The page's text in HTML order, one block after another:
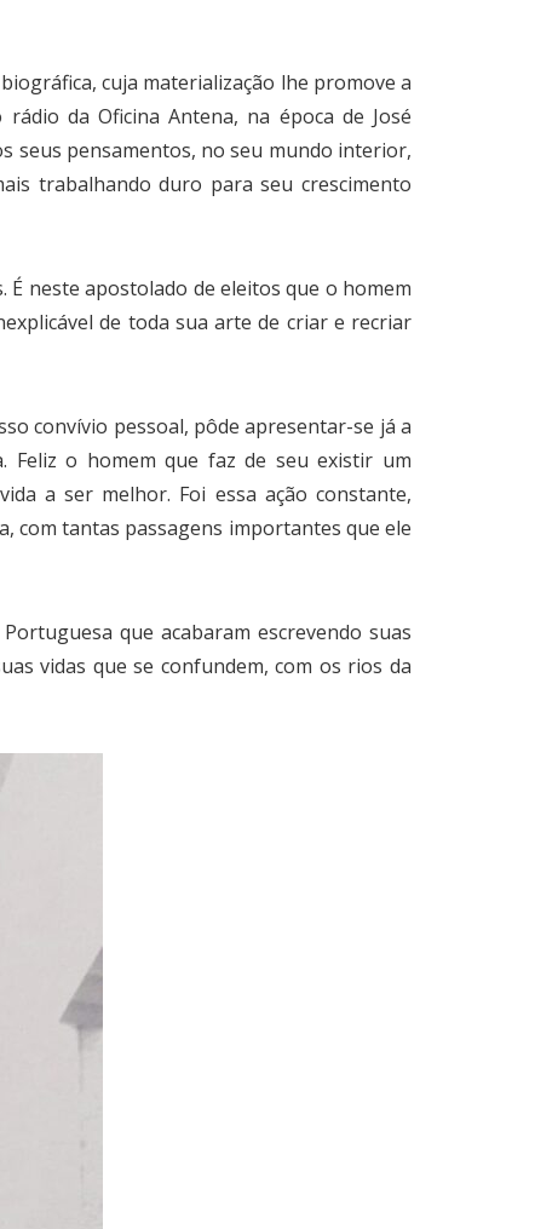
cuja materialização lhe promove a
da Oficina Antena, na época de José
seus pensamentos, no seu mundo interior,
trabalhando duro para seu crescimento
neste apostolado de eleitos que o homem
de toda sua arte de criar e recriar
convívio pessoal, pôde apresentar-se já a
Feliz o homem que faz de seu existir um
a ser melhor. Foi essa ação constante,
com tantas passagens importantes que ele
que acabaram escrevendo suas
vidas que se confundem, com os rios da